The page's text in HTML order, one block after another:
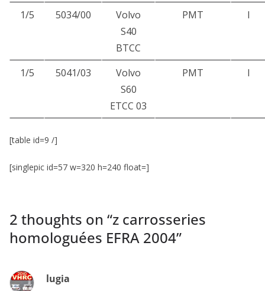
1/5 5034/00
Volvo
S40
BTCC
PMT I
1/5 5041/03
Volvo
S60
ETCC 03
PMT I
[table id=9 /]
[singlepic id=57 w=320 h=240 float=]
2 thoughts on “z carrosseries
homologuées EFRA 2004”
lugia